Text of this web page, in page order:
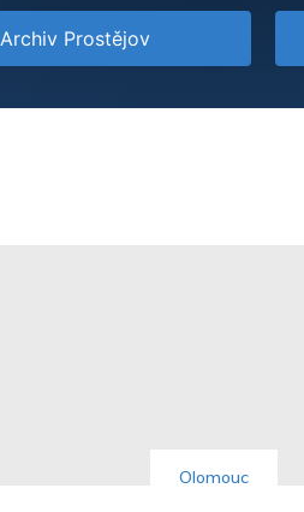
Archiv Prostějov
Olomouc